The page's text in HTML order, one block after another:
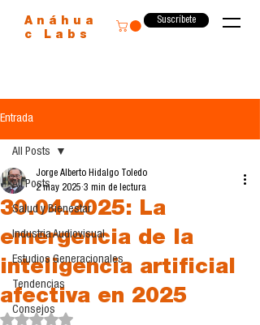
Anáhua
c Labs
Suscríbete
Entrada
All Posts
Salud y Bienestar
Industria Audiovisual
Estudios Generacionales
Tendencias
Consejos
All Posts
30.04.2025: La
emergencia de la
inteligencia artificial
afectiva en 2025
Jorge Alberto Hidalgo Toledo
2 may 2025 3 min de lectura
Obtuvo NaN de 5 estrellas.